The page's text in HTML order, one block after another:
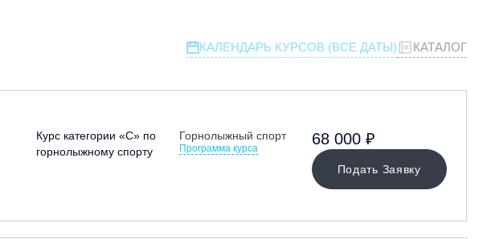
КАЛЕНДАРЬ КУРСОВ (ВСЕ ДАТЫ) КАТАЛОГ
Курс категории «С» по
горнолыжному спорту
Горнолыжный спорт
Программа курса
Подать Заявку
68 000 ₽